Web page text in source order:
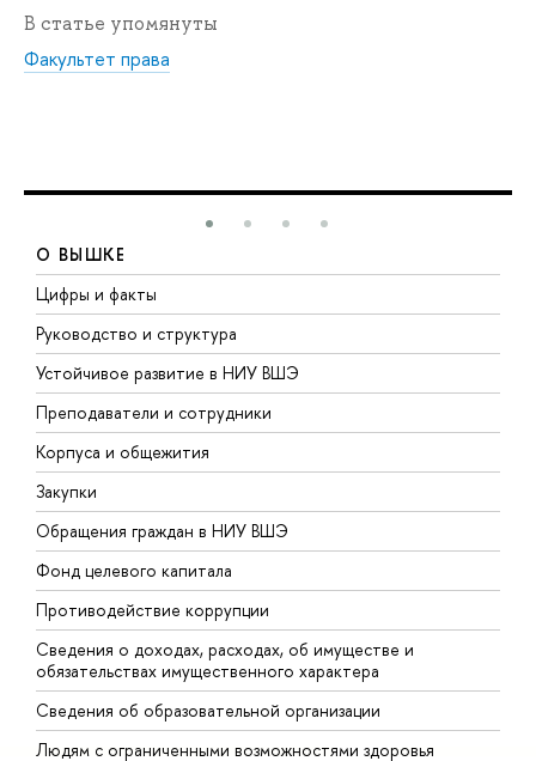
В статье упомянуты
Факультет права
О ВЫШКЕ
Цифры и факты
Руководство и структура
Устойчивое развитие в НИУ ВШЭ
Преподаватели и сотрудники
Корпуса и общежития
Закупки
Обращения граждан в НИУ ВШЭ
Фонд целевого капитала
Противодействие коррупции
Сведения о доходах, расходах, об имуществе и
обязательствах имущественного характера
Сведения об образовательной организации
Людям с ограниченными возможностями здоровья